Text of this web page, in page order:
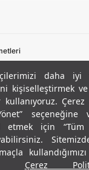
daha iyi
kişiselleştirmek
Çerez
seçeneğine
etmek için
kullandığımızı
Çerez
09:00 - 18:00
Sorular